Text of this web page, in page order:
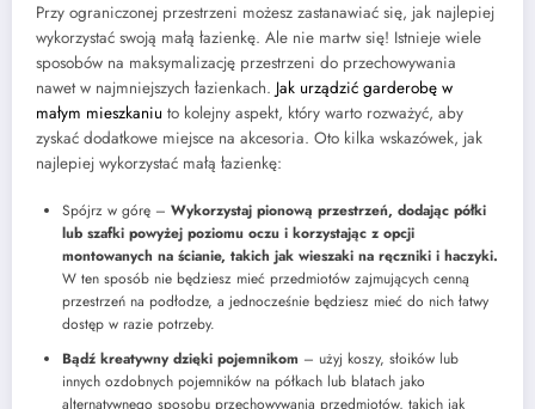
Przy ograniczonej przestrzeni możesz zastanawiać się, jak najlepiej
wykorzystać swoją małą łazienkę. Ale nie martw się! Istnieje wiele
sposobów na maksymalizację przestrzeni do przechowywania
nawet w najmniejszych łazienkach. Jak urządzić garderobę w
małym mieszkaniu to kolejny aspekt, który warto rozważyć, aby
zyskać dodatkowe miejsce na akcesoria. Oto kilka wskazówek, jak
najlepiej wykorzystać małą łazienkę:
Spójrz w górę – Wykorzystaj pionową przestrzeń, dodając półki
lub szafki powyżej poziomu oczu i korzystając z opcji
montowanych na ścianie, takich jak wieszaki na ręczniki i haczyki.
W ten sposób nie będziesz mieć przedmiotów zajmujących cenną
przestrzeń na podłodze, a jednocześnie będziesz mieć do nich łatwy
dostęp w razie potrzeby.
Bądź kreatywny dzięki pojemnikom – użyj koszy, słoików lub
innych ozdobnych pojemników na półkach lub blatach jako
alternatywnego sposobu przechowywania przedmiotów, takich jak